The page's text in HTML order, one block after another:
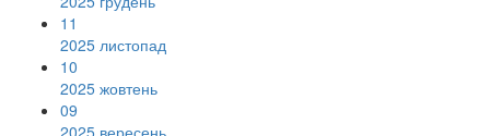
11
2025 листопад
10
2025 жовтень
09
2025 вересень